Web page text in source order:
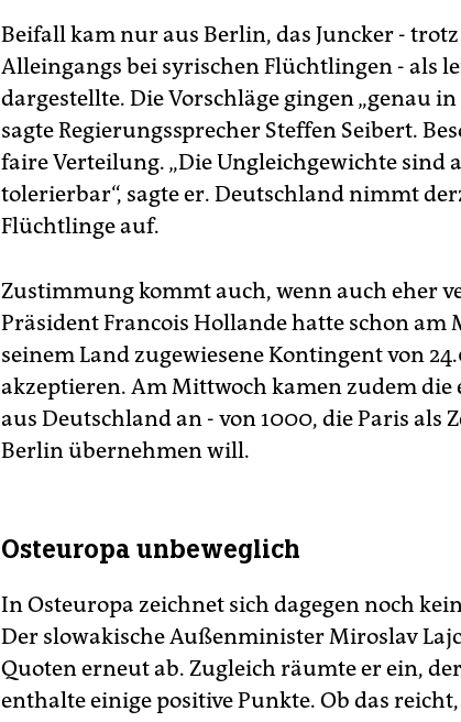
Beifall kam nur aus Berlin, das Juncker -
Alleingangs bei syrischen Flüchtlingen - als
dargestellte. Die Vorschläge gingen „genau
sagte Regierungssprecher Steffen Seibert.
faire Verteilung. „Die Ungleichgewichte sind
tolerierbar“, sagte er. Deutschland nimmt
Flüchtlinge auf.
Zustimmung kommt auch, wenn auch eher
Präsident Francois Hollande hatte schon am
seinem Land zugewiesene Kontingent von
akzeptieren. Am Mittwoch kamen zudem
aus Deutschland an - von 1000, die Paris als
Berlin übernehmen will.
Osteuropa unbeweglich
In Osteuropa zeichnet sich dagegen noch
Der slowakische Außenminister Miroslav
Quoten erneut ab. Zugleich räumte er ein,
enthalte einige positive Punkte. Ob das